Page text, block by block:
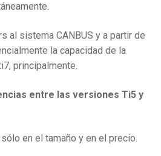
al sistema CANBUS y a partir de
la capacidad de la
principalmente.
entre las versiones Ti5 y
en el tamaño y en el precio.